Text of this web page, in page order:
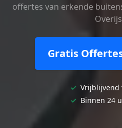
offertes van erkende
Gratis
✓ Vrijblijvend
✓ Binnen 24